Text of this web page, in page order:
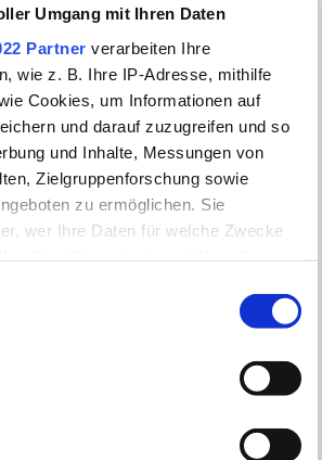
Umgang mit Ihren Daten
Partner verarbeiten Ihre
wie z. B. Ihre IP-Adresse, mithilfe
Cookies, um Informationen auf
und darauf zuzugreifen und so
und Inhalte, Messungen von
Zielgruppenforschung sowie
zu ermöglichen. Sie
wer Ihre Daten für welche Zwecke
oder widerrufen
über Ihre geografische Lage
und ›Der
Krug‹
Aufführung
Aufführung
Drama als Pyama-